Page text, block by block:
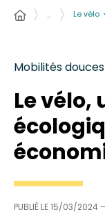
Mobilités douces
Le vélo,
PUBLIÉ LE15/03/2024
… Le vélo